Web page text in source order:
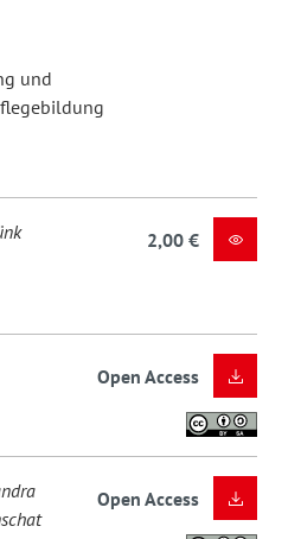
und
2,00 €
Open Access
Open Access